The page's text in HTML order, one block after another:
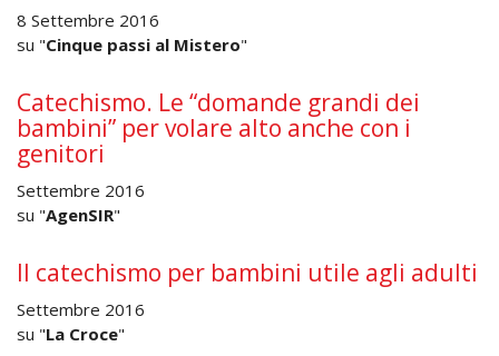
8 Settembre 2016
su "Cinque passi al Mistero"
Catechismo. Le “domande grandi dei
bambini” per volare alto anche con i
genitori
Settembre 2016
su "AgenSIR"
Il catechismo per bambini utile agli adulti
Settembre 2016
su "La Croce"